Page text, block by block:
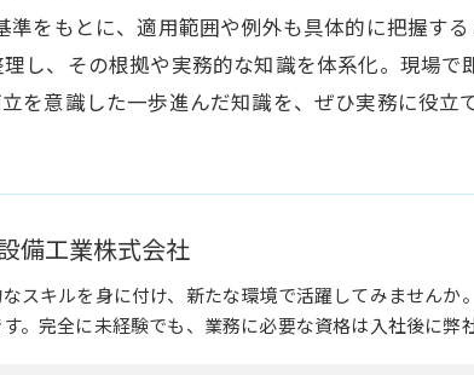
をもとに、適用範囲や例外も具体的に把握す
し、その根拠や実務的な知識を体系化。現場
を意識した一歩進んだ知識を、ぜひ実務に役立
備工業株式会社
スキルを身に付け、新たな環境で活躍してみません
。完全に未経験でも、業務に必要な資格は入社後に弊